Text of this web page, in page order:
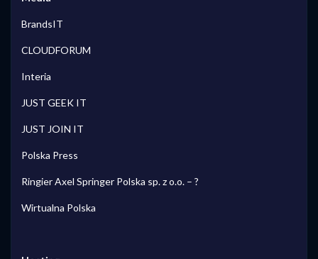
BrandsIT
CLOUDFORUM
Interia
JUST GEEK IT
JUST JOIN IT
Polska Press
Ringier Axel Springer Polska sp. z o.o. – ?
Wirtualna Polska